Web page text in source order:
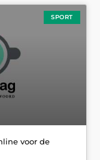
SPORT
voor de